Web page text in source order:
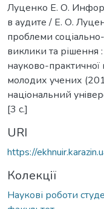
Луценко Е. О.
в аудите / Е. О.
проблеми
виклики та рішення
науково-практичної
молодих учених
нацiональний
[3 c.]
URI
https://
Колекції
Наукові роботи